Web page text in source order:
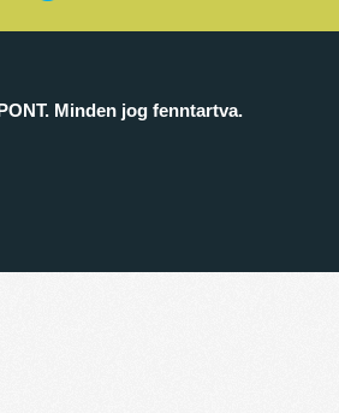
Minden jog fenntartva.